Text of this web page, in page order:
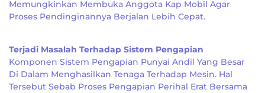
Memungkinkan Membuka Anggota Kap Mobil Agar
Proses Pendinginannya Berjalan Lebih Cepat.
Terjadi Masalah Terhadap Sistem Pengapian
Komponen Sistem Pengapian Punyai Andil Yang Besar
Di Dalam Menghasilkan Tenaga Terhadap Mesin. Hal
Tersebut Sebab Proses Pengapian Perihal Erat Bersama